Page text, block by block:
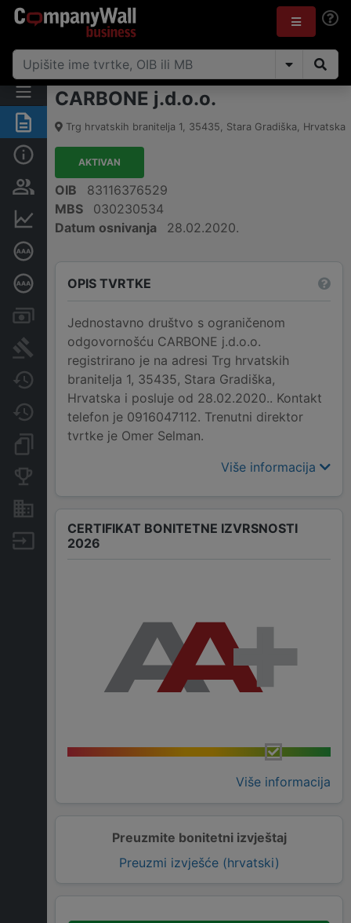
Sažetak
Osobe i vlasništvo
Dubinska bonitetna ocjena
Računi i blokade
Sudske objave
Javne nabavke
Promjene
Dokumenti i objave
Nekretnine i imovina
Izvoz
CARBONE j.d.o.o.
Trg hrvatskih branitelja 1, 35435, Stara Gradiška, Hrvatska
AKTIVAN
OIB
83116376529
MBS
030230534
Datum osnivanja
28.02.2020.
OPIS TVRTKE
Jednostavno društvo s ograničenom
odgovornošću CARBONE j.d.o.o.
registrirano je na adresi Trg hrvatskih
branitelja 1, 35435, Stara Gradiška,
Hrvatska i posluje od 28.02.2020.. Kontakt
telefon je 0916047112. Trenutni direktor
tvrtke je Omer Selman.
Više informacija
CERTIFIKAT BONITETNE IZVRSNOSTI
2026
Više informacija
Preuzmite bonitetni izvještaj
Preuzmi izvješće (hrvatski)